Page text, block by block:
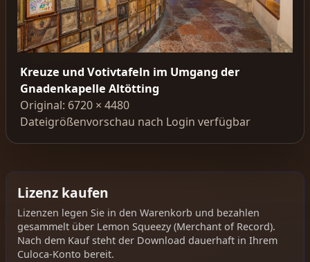
Kreuze und Votivtafeln im Umgang der
Gnadenkapelle Altötting
Original: 6720 × 4480
Dateigrößenvorschau nach Login verfügbar
Lizenz kaufen
Lizenzen legen Sie in den Warenkorb und bezahlen
gesammelt über Lemon Squeezy (Merchant of Record).
Nach dem Kauf steht der Download dauerhaft in Ihrem
Culoca-Konto bereit.